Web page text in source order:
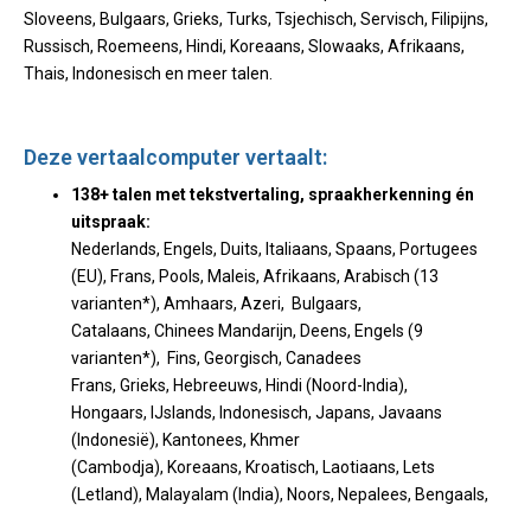
Sloveens, Bulgaars, Grieks, Turks, Tsjechisch, Servisch, Filipijns,
Russisch, Roemeens, Hindi, Koreaans, Slowaaks, Afrikaans,
Thais, Indonesisch en meer talen.
Deze vertaalcomputer vertaalt:
138+ talen met tekstvertaling, spraakherkenning én
uitspraak:
Nederlands, Engels, Duits, Italiaans, Spaans, Portugees
(EU), Frans, Pools, Maleis, Afrikaans, Arabisch (13
varianten*), Amhaars, Azeri, Bulgaars,
Catalaans, Chinees Mandarijn, Deens, Engels (9
varianten*), Fins, Georgisch, Canadees
Frans, Grieks, Hebreeuws, Hindi (Noord-India),
Hongaars, IJslands, Indonesisch, Japans, Javaans
(Indonesië), Kantonees, Khmer
(Cambodja), Koreaans, Kroatisch, Laotiaans, Lets
(Letland), Malayalam (India), Noors, Nepalees, Bengaals,